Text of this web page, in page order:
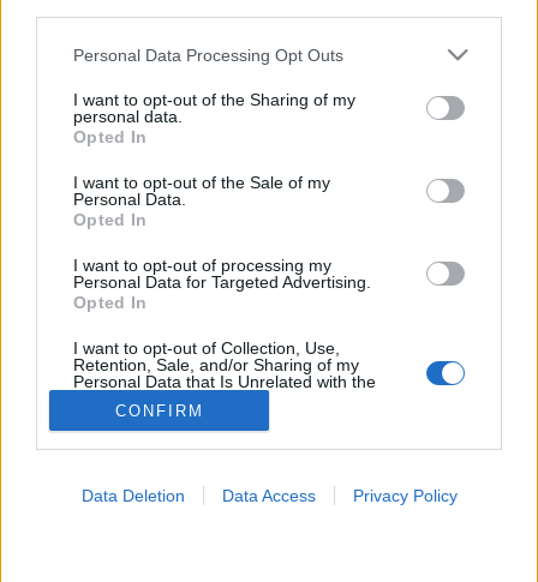
Please note that this website/app uses one or more Google
not limited to your visit or usage behaviour. You may click to
grant or deny consent to Google and its third-party tags to
use your data for below specified purposes in below Google
consent section.
Personal Data Processing Opt Outs
I want to opt-out of the Sharing of my
personal data.
Opted In
I want to opt-out of the Sale of my
Personal Data.
Opted In
I want to opt-out of processing my
Personal Data for Targeted Advertising.
Opted In
I want to opt-out of Collection, Use,
Retention, Sale, and/or Sharing of my
Personal Data that Is Unrelated with the
Purposes for which it was collected.
Opted Out
CONFIRM
Data Deletion Data Access Privacy Policy
Szív- és érrendszeri
betegségek